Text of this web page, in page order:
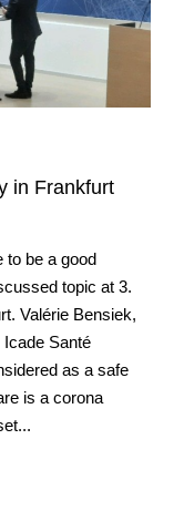
in Frankfurt
to be a good
topic at 3.
Valérie Bensiek,
Santé
as a safe
is a corona